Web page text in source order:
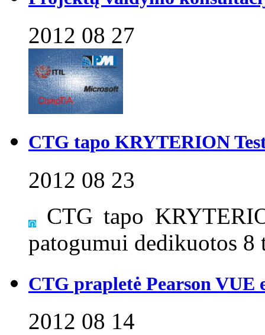
2012 08 27
CTG tapo KRYTERION
2012 08 23
CTG tapo
patogumui dedikuotos 8
CTG prapletė Pearson VUE
2012 08 14